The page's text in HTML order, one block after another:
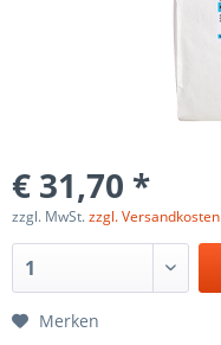
€ 31,70 *
zzgl. MwSt.zzgl. Versandkosten
Merken